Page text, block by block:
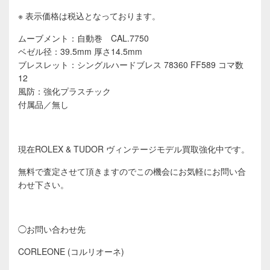
※ 表示価格は税込となっております。
ムーブメント：自動巻 CAL.7750
ベゼル径：39.5mm 厚さ14.5mm
ブレスレット：シングルハードブレス 78360 FF589 コマ数
12
風防：強化プラスチック
付属品／無し
現在ROLEX & TUDOR ヴィンテージモデル買取強化中です。
無料で査定させて頂きますのでこの機会にお気軽にお問い合
わせ下さい。
◯お問い合わせ先
CORLEONE (コルリオーネ)